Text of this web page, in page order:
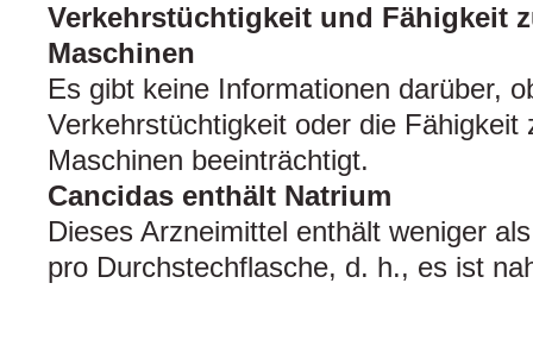
Verkehrstüchtigkeit und Fähigkeit
Maschinen
Es gibt keine Informationen darüber,
Verkehrstüchtigkeit oder die Fähigkeit
Maschinen beeinträchtigt.
Cancidas enthält Natrium
Dieses Arzneimittel enthält weniger
pro Durchstechflasche, d. h., es ist